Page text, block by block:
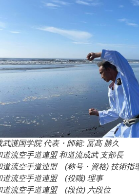
武護国学院 代表・師範: 冨髙 勝久
道流空手道連盟 和道流成武 支部長
道流空手道連盟 (称号・資格) 技術指
道流空手道連盟 (役職) 理事
道流空手道連盟 (段位) 六段位